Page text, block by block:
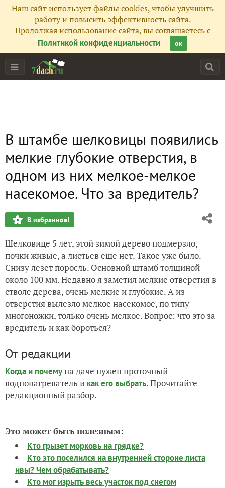
Наш сайт использует файлы cookies, чтобы улучшить
работу и повысить эффективность сайта.
Продолжая использование сайта, вы соглашаетесь с
Политикой конфиденциальности
ок
В штамбе шелковицы появились
мелкие глубокие отверстия, в
одном из них мелкое-мелкое
насекомое. Что за вредитель?
В избранное!
Шелковице 5 лет, этой зимой дерево подмерзло,
почки живые, а листьев еще нет. Такое уже было.
Снизу лезет поросль. Основной штамб толщиной
около 100 мм. Недавно я заметил мелкие отверстия в
стволе дерева, очень мелкие и глубокие. А из
отверстия вылезло мелкое насекомое, по типу
многоножки, только очень мелкое. Вопрос: что это за
вредитель и как бороться?
От редакции
Когда и почемуна даче нужен проточный
воднонагреватель и как его выбрать. Прочитайте
редакционный разбор.
Это может быть полезным:
Кто грызет морковь на грядке?
Кто это поселился на внутренней стороне листа
ивы? Чем обрабатывать?
Кто мог изрыть весь участок под снегом